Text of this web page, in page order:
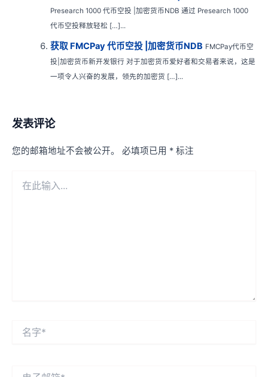
Presearch 1000 代币空投 |加密货币NDB 通过 Presearch 1000
代币空投释放轻松 […]...
获取 FMCPay 代币空投 |加密货币NDB FMCPay代币空
投|加密货币新开发银行 对于加密货币爱好者和交易者来说，这是
一项令人兴奋的发展，领先的加密货 […]...
发表评论
您的邮箱地址不会被公开。 必填项已用 * 标注